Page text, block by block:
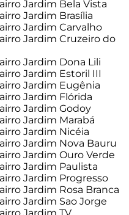
Jardim Bela Vista
Jardim Brasília
Jardim Carvalho
Jardim Cruzeiro do
Jardim Dona Lili
Jardim Estoril III
Jardim Eugênia
Jardim Flórida
Jardim Godoy
Jardim Marabá
Jardim Nicéia
Jardim Nova Bauru
Jardim Ouro Verde
Jardim Paulista
Jardim Progresso
Jardim Rosa Branca
Jardim Sao Jorge